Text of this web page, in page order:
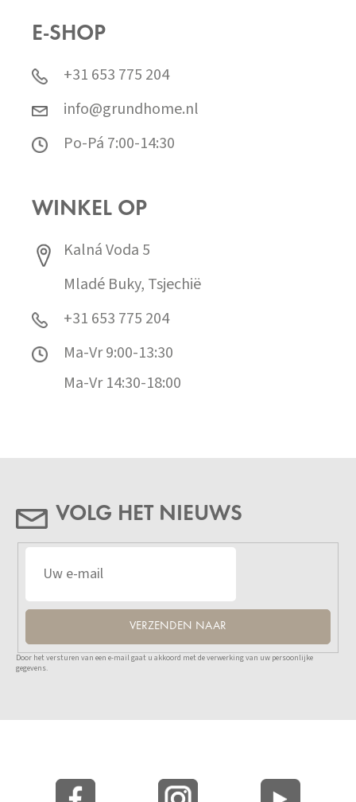
E-SHOP
+31 653 775 204
info@grundhome.nl
Po-Pá 7:00-14:30
WINKEL OP
Kalná Voda 5
Mladé Buky, Tsjechië
+31 653 775 204
Ma-Vr 9:00-13:30
Ma-Vr 14:30-18:00
VOLG HET NIEUWS
VERZENDEN NAAR
Door het versturen van een e-mail gaat u akkoord met de verwerking van uw persoonlijke
gegevens.